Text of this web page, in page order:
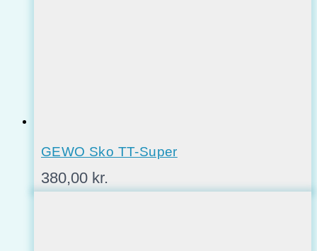
GEWO Sko TT-Super
380,00 kr.